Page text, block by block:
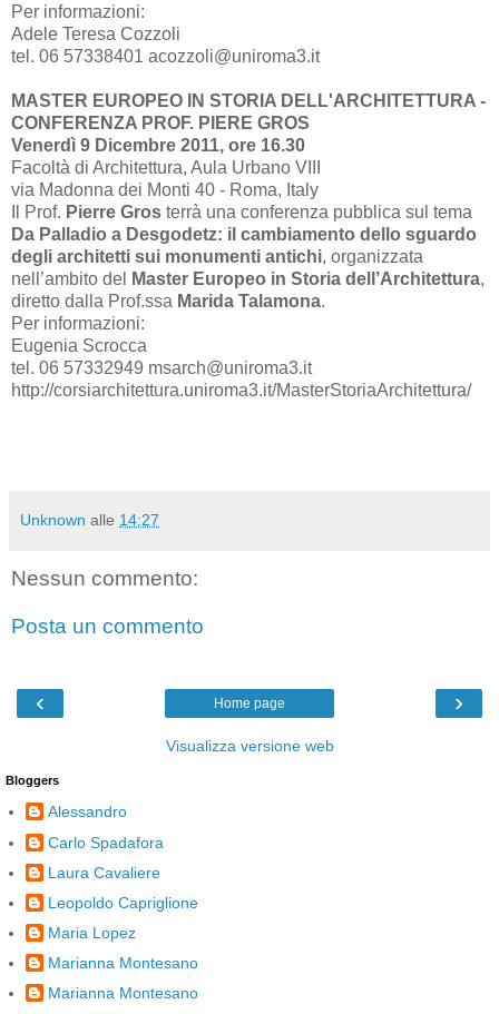
Per informazioni:
Adele Teresa Cozzoli
tel. 06 57338401 acozzoli@uniroma3.it
MASTER EUROPEO IN STORIA DELL'ARCHITETTURA -
CONFERENZA PROF. PIERE GROS
Venerdì 9 Dicembre 2011, ore 16.30
Facoltà di Architettura, Aula Urbano VIII
via Madonna dei Monti 40 - Roma, Italy
Il Prof. Pierre Gros terrà una conferenza pubblica sul tema
Da Palladio a Desgodetz: il cambiamento dello sguardo
degli architetti sui monumenti antichi, organizzata
nell’ambito del
Master Europeo in Storia dell’Architettura,
diretto dalla Prof.ssa Marida Talamona.
Per informazioni:
Eugenia Scrocca
tel. 06 57332949 msarch@uniroma3.it
http://corsiarchitettura.uniroma3.it/MasterStoriaArchitettura/
Unknown alle 14:27
Nessun commento:
Posta un commento
‹ ›
Home page
Visualizza versione web
Bloggers
Alessandro
Carlo Spadafora
Laura Cavaliere
Leopoldo Capriglione
Maria Lopez
Marianna Montesano
Marianna Montesano